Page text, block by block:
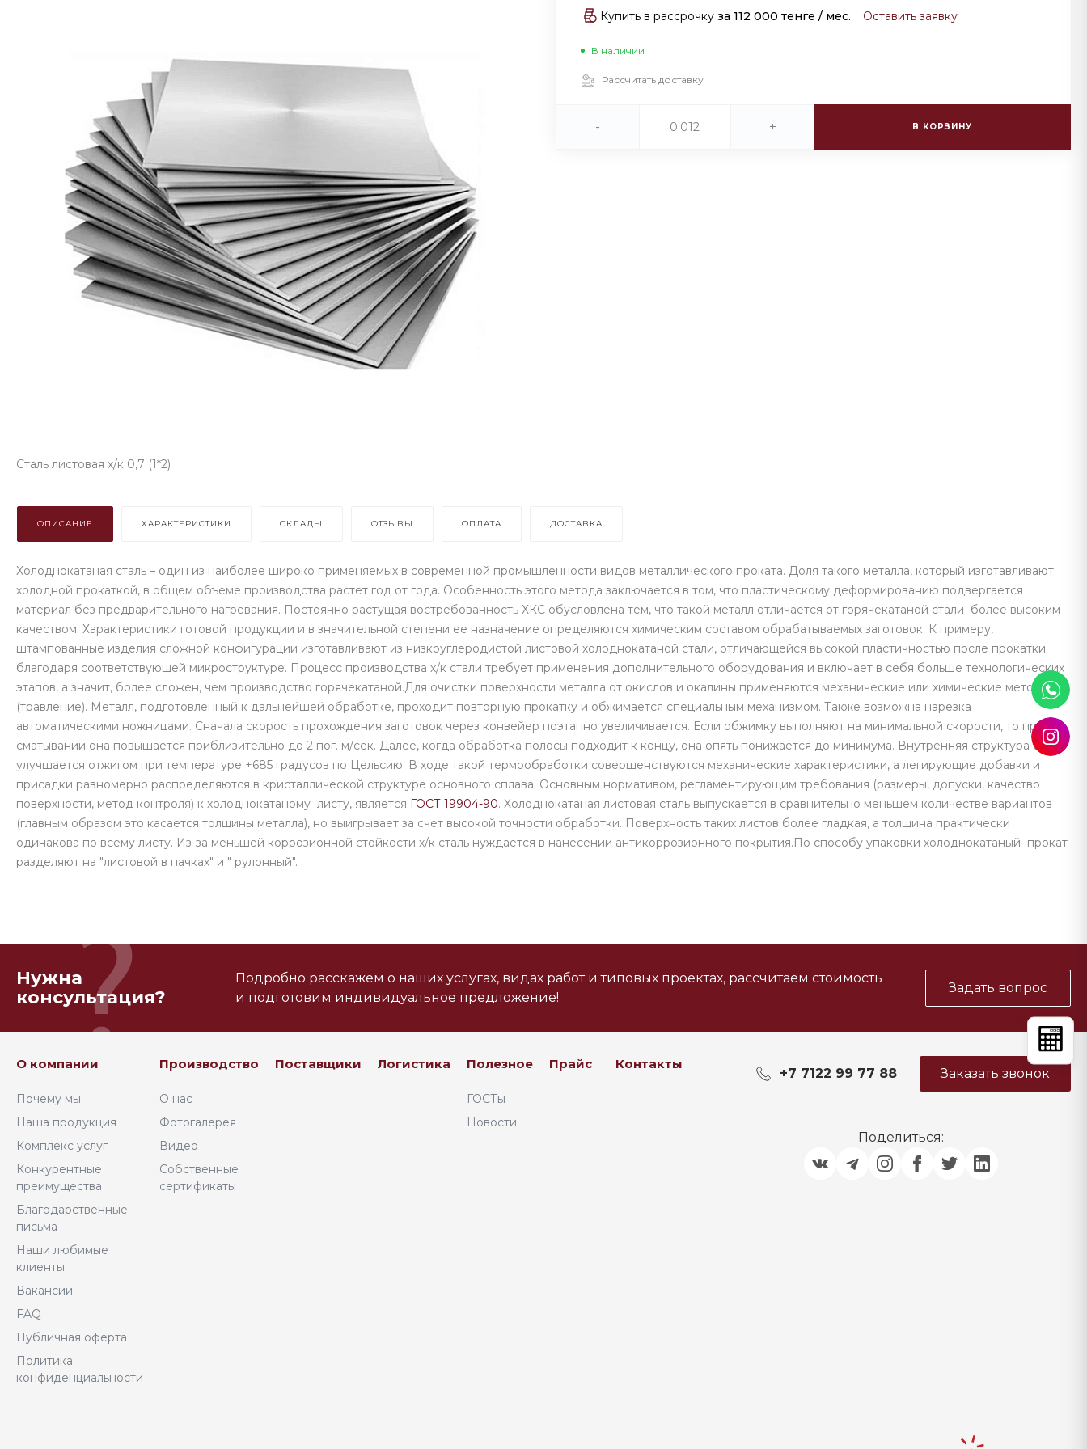
Сталь листовая х/к 0,7 (1*2)
Купить в рассрочку за 112 000 тенге / мес. Оставить заявку
В наличии
Рассчитать доставку
- + В КОРЗИНУ
ОПИСАНИЕ ХАРАКТЕРИСТИКИ СКЛАДЫ ОТЗЫВЫ ОПЛАТА ДОСТАВКА
Холоднокатаная сталь – один из наиболее широко применяемых в современной промышленности видов металлического проката. Доля такого металла, который изготавливают
холодной прокаткой, в общем объеме производства растет год от года. Особенность этого метода заключается в том, что пластическому деформированию подвергается
материал без предварительного нагревания. Постоянно растущая востребованность ХКС обусловлена тем, что такой металл отличается от горячекатаной стали более высоким
качеством. Характеристики готовой продукции и в значительной степени ее назначение определяются химическим составом обрабатываемых заготовок. К примеру,
штампованные изделия сложной конфигурации изготавливают из низкоуглеродистой листовой холоднокатаной стали, отличающейся высокой пластичностью после прокатки
благодаря соответствующей микроструктуре. Процесс производства х/к стали требует применения дополнительного оборудования и включает в себя больше технологических
этапов, а значит, более сложен, чем производство горячекатаной.Для очистки поверхности металла от окислов и окалины применяются механические или химические методы
(травление). Металл, подготовленный к дальнейшей обработке, проходит повторную прокатку и обжимается специальным механизмом. Также возможна нарезка
автоматическими ножницами. Сначала скорость прохождения заготовок через конвейер поэтапно увеличивается. Если обжимку выполняют на минимальной скорости, то при
сматывании она повышается приблизительно до 2 пог. м/сек. Далее, когда обработка полосы подходит к концу, она опять понижается до минимума. Внутренняя структура стали
улучшается отжигом при температуре +685 градусов по Цельсию. В ходе такой термообработки совершенствуются механические характеристики, а легирующие добавки и
присадки равномерно распределяются в кристаллической структуре основного сплава. Основным нормативом, регламентирующим требования (размеры, допуски, качество
поверхности, метод контроля) к холоднокатаному листу, является ГОСТ 19904-90. Холоднокатаная листовая сталь выпускается в сравнительно меньшем количестве вариантов
(главным образом это касается толщины металла), но выигрывает за счет высокой точности обработки. Поверхность таких листов более гладкая, а толщина практически
одинакова по всему листу. Из-за меньшей коррозионной стойкости х/к сталь нуждается в нанесении антикоррозионного покрытия.По способу упаковки холоднокатаный прокат
разделяют на "листовой в пачках" и " рулонный".
Нужна
консультация?
Подробно расскажем о наших услугах, видах работ и типовых проектах, рассчитаем стоимость
и подготовим индивидуальное предложение!
Задать вопрос
О компании
Почему мы
Наша продукция
Комплекс услуг
Конкурентные
преимущества
Благодарственные
письма
Наши любимые
клиенты
Вакансии
FAQ
Публичная оферта
Политика
конфиденциальности
Производство
О нас
Фотогалерея
Видео
Собственные
сертификаты
Поставщики Логистика Полезное
ГОСТы
Новости
Прайс Контакты
+7 7122 99 77 88 Заказать звонок
Поделиться: